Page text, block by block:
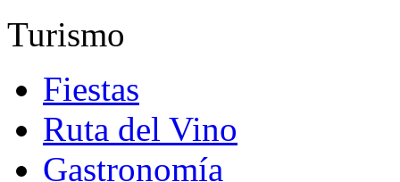
Turismo
Fiestas
Ruta del Vino
Gastronomía